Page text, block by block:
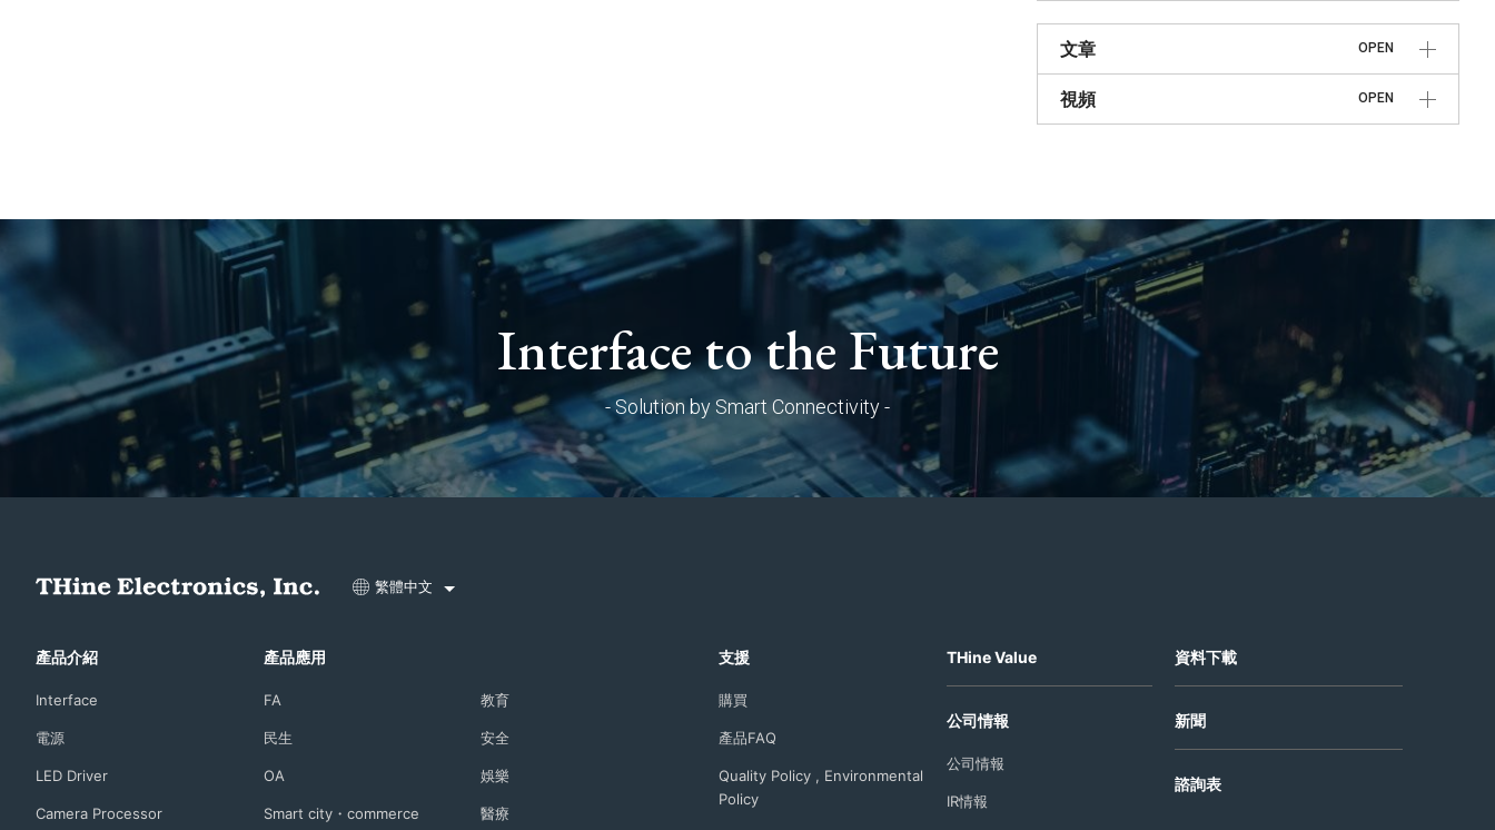
文章 OPEN
視頻 OPEN
Interface to the Future
- Solution by Smart Connectivity -
繁體中文
產品介紹
Interface
電源
LED Driver
Camera Processor
產品應用
FA 教育
民生 安全
OA 娛樂
Smart city・commerce 醫療
支援
購買
產品FAQ
Quality Policy , Environmental
Policy
THine Value
公司情報
公司情報
IR情報
資料下載
新聞
諮詢表